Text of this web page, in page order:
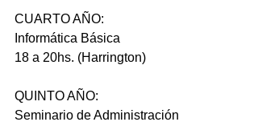
CUARTO AÑO:
Informática Básica
18 a 20hs. (Harrington)
QUINTO AÑO:
Seminario de Administración